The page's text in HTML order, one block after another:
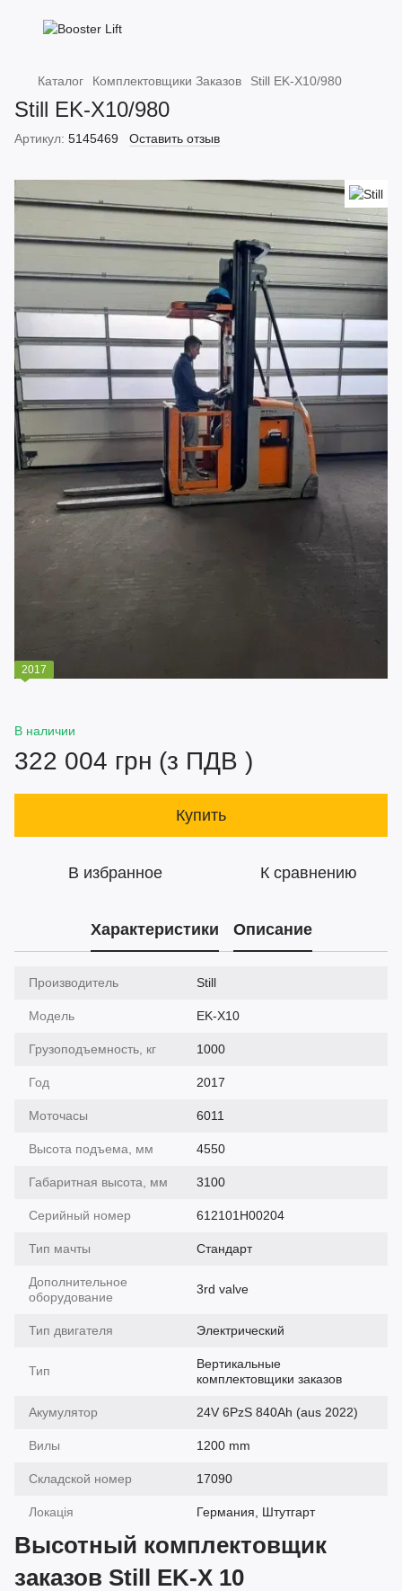
Каталог Комплектовщики Заказов Still EK-X10/980
Still EK-X10/980
Артикул: 5145469 Оставить отзыв
2017
В наличии
322 004 грн (з ПДВ )
Купить
В избранное К сравнению
Характеристики Описание
Производитель Still
Модель EK-X10
Грузоподъемность, кг 1000
Год 2017
Моточасы 6011
Высота подъема, мм 4550
Габаритная высота, мм 3100
Серийный номер 612101H00204
Тип мачты Cтандарт
Дополнительное
оборудование
3rd valve
Тип двигателя Электрический
Тип
Вертикальные
комплектовщики заказов
Акумулятор 24V 6PzS 840Ah (aus 2022)
Вилы 1200 mm
Складской номер 17090
Локація Германия, Штутгарт
Высотный комплектовщик
заказов Still EK-X 10